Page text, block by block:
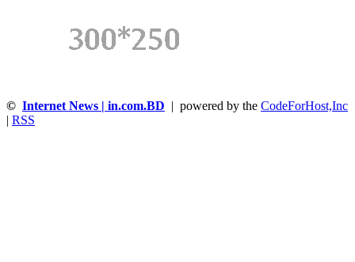
© Internet News | in.com.BD | powered by the CodeForHost,Inc
| RSS